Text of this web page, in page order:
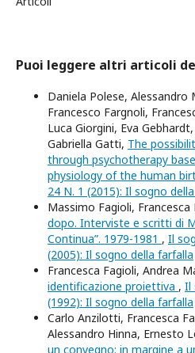
Puoi leggere altri articoli
Daniela Polese,
Francesco Fargnoli,
Luca Giorgini, Eva
Gabriella Gatti, The
through psychotherapy
physiology of the human
24 N. 1 (2015): Il sogno
Massimo Fagioli, Francesca
dopo. Interviste e scritti di
Continua”. 1979-1981 , Il
(2005): Il sogno della farfalla
Francesca Fagioli, Andrea
identificazione proiettiva , Il
(1992): Il sogno della farfalla
Carlo Anzilotti, Francesca
Alessandro Hinna, Ernesto
un convegno: in margine a